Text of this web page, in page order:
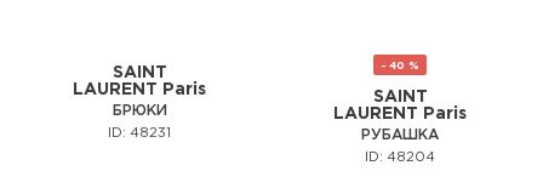
SAINT
LAURENT Paris
БРЮКИ
ID: 48231
- 40 %
SAINT
LAURENT Paris
РУБАШКА
ID: 48204